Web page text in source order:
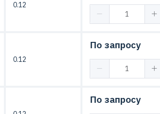
0.12
0.12
По запросу
По запросу